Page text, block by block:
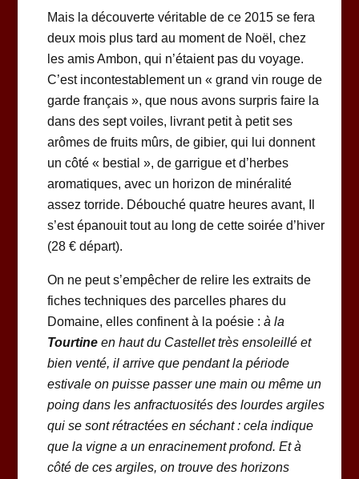
Mais la découverte véritable de ce 2015 se fera
deux mois plus tard au moment de Noël, chez
les amis Ambon, qui n’étaient pas du voyage.
C’est incontestablement un « grand vin rouge de
garde français », que nous avons surpris faire la
dans des sept voiles, livrant petit à petit ses
arômes de fruits mûrs, de gibier, qui lui donnent
un côté « bestial », de garrigue et d’herbes
aromatiques, avec un horizon de minéralité
assez torride. Débouché quatre heures avant, Il
s’est épanouit tout au long de cette soirée d’hiver
(28 € départ).
On ne peut s’empêcher de relire les extraits de
fiches techniques des parcelles phares du
Domaine, elles confinent à la poésie : à la
Tourtine en haut du Castellet très ensoleillé et
bien venté, il arrive que pendant la période
estivale on puisse passer une main ou même un
poing dans les anfractuosités des lourdes argiles
qui se sont rétractées en séchant : cela indique
que la vigne a un enracinement profond. Et à
côté de ces argiles, on trouve des horizons